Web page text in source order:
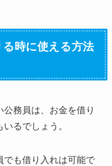
時に使える方法
務員は、お金を借り
るでしょう。
でも借り入れは可能で